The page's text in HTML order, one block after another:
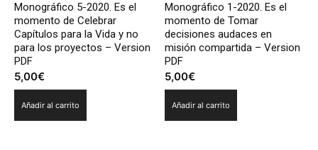
Monográfico 5-2020. Es el
momento de Celebrar
Capítulos para la Vida y no
para los proyectos – Version
PDF
5,00€
Añadir al carrito
Monográfico 1-2020. Es el
momento de Tomar
decisiones audaces en
misión compartida – Version
PDF
5,00€
Añadir al carrito